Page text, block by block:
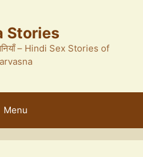
Stories
– Hindi Sex Stories of
Menu